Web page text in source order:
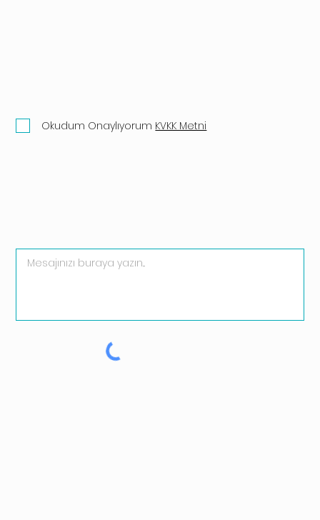
Okudum Onaylıyorum KVKK Metni